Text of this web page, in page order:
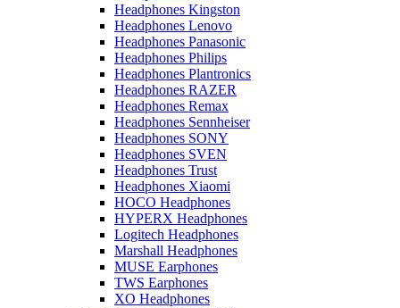
Headphones Kingston
Headphones Lenovo
Headphones Panasonic
Headphones Philips
Headphones Plantronics
Headphones RAZER
Headphones Remax
Headphones Sennheiser
Headphones SONY
Headphones SVEN
Headphones Trust
Headphones Xiaomi
HOCO Headphones
HYPERX Headphones
Logitech Headphones
Marshall Headphones
MUSE Earphones
TWS Earphones
XO Headphones